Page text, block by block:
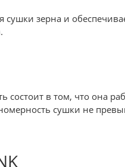
зерна и
состоит в том, что она
сушки не